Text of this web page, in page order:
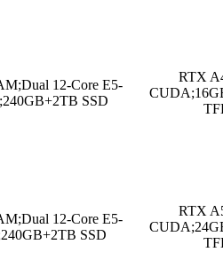
12-Core E5-
SSD
RTX
12-Core E5-
SSD
RTX